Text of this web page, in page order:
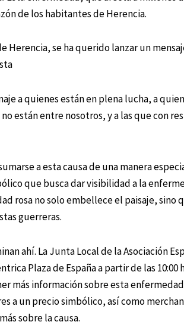
de los habitantes de Herencia.
Herencia, se ha querido lanzar un
a quienes están en plena lucha, a
están entre nosotros, y a las que con
a esta causa de una manera
que busca dar visibilidad a la
rosa no solo embellece el paisaje,
guerreras.
ahí. La Junta Local de la Asociación
Plaza de España a partir de las
más información sobre esta
a un precio simbólico, así como
sobre la causa.